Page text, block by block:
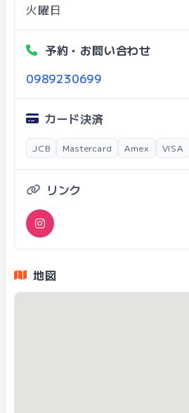
火曜日
予約・お問い合わせ
0989230699
カード決済
JCB Mastercard Amex VISA
リンク
地図